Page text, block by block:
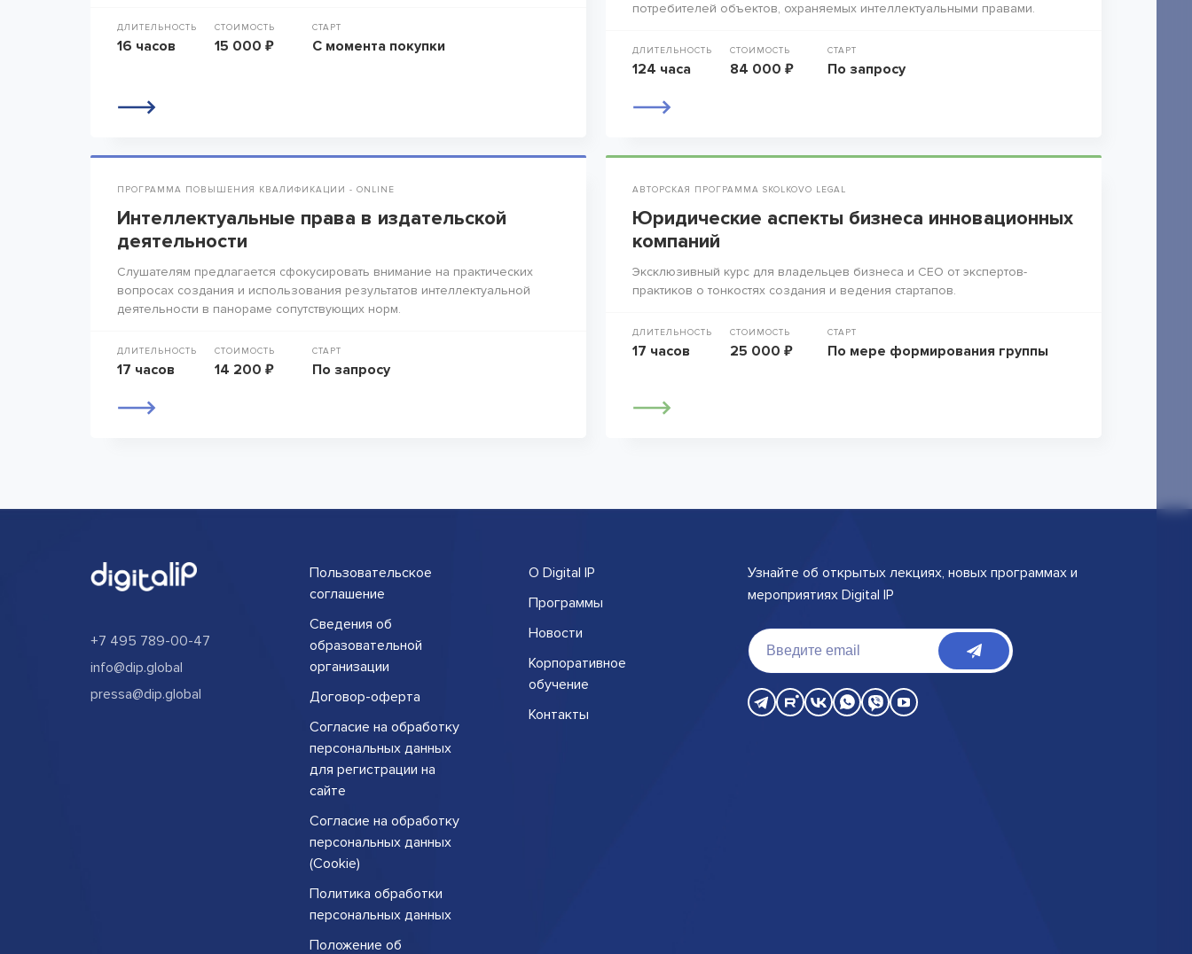
ДЛИТЕЛЬНОСТЬ
16 часов
СТОИМОСТЬ
15 000 ₽
СТАРТ
С момента покупки
потребителей объектов, охраняемых интеллектуальными правами.
ДЛИТЕЛЬНОСТЬ
124 часа
СТОИМОСТЬ
84 000 ₽
СТАРТ
По запросу
ПРОГРАММА ПОВЫШЕНИЯ КВАЛИФИКАЦИИ - ONLINE
Интеллектуальные права в издательской
деятельности
Слушателям предлагается сфокусировать внимание на практических
вопросах создания и использования результатов интеллектуальной
деятельности в панораме сопутствующих норм.
ДЛИТЕЛЬНОСТЬ
17 часов
СТОИМОСТЬ
14 200 ₽
СТАРТ
По запросу
АВТОРСКАЯ ПРОГРАММА SKOLKOVO LEGAL
Юридические аспекты бизнеса инновационных
компаний
Эксклюзивный курс для владельцев бизнеса и СЕО от экспертов-
практиков о тонкостях создания и ведения стартапов.
ДЛИТЕЛЬНОСТЬ
17 часов
СТОИМОСТЬ
25 000 ₽
СТАРТ
По мере формирования группы
+7 495 789-00-47
info@dip.global
pressa@dip.global
Пользовательское
соглашение
Сведения об
образовательной
организации
Договор-оферта
Согласие на обработку
персональных данных
для регистрации на
сайте
Согласие на обработку
персональных данных
(Cookie)
Политика обработки
персональных данных
Положение об
О Digital IP
Программы
Новости
Корпоративное
обучение
Контакты
Узнайте об открытых лекциях, новых программах и
мероприятиях Digital IP